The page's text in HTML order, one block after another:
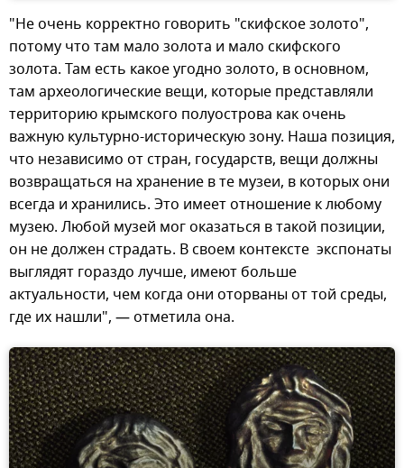
"Не очень корректно говорить "скифское золото",
потому что там мало золота и мало скифского
золота. Там есть какое угодно золото, в основном,
там археологические вещи, которые представляли
территорию крымского полуострова как очень
важную культурно-историческую зону. Наша позиция,
что независимо от стран, государств, вещи должны
возвращаться на хранение в те музеи, в которых они
всегда и хранились. Это имеет отношение к любому
музею. Любой музей мог оказаться в такой позиции,
он не должен страдать. В своем контексте экспонаты
выглядят гораздо лучше, имеют больше
актуальности, чем когда они оторваны от той среды,
где их нашли", — отметила она.